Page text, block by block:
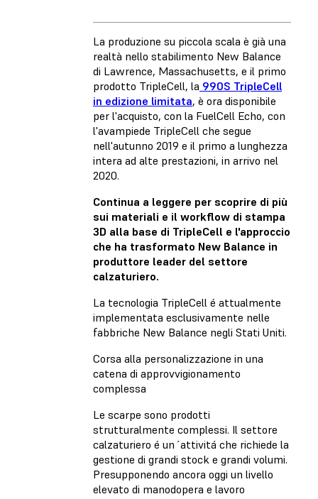
La produzione su piccola scala è già una
realtà nello stabilimento New Balance
di Lawrence, Massachusetts, e il primo
prodotto TripleCell, la 990S TripleCell
in edizione limitata, è ora disponibile
per l'acquisto, con la FuelCell Echo, con
l'avampiede TripleCell che segue
nell'autunno 2019 e il primo a lunghezza
intera ad alte prestazioni, in arrivo nel
2020.
Continua a leggere per scoprire di più
sui materiali e il workflow di stampa
3D alla base di TripleCell e l'approccio
che ha trasformato New Balance in
produttore leader del settore
calzaturiero.
La tecnologia TripleCell é attualmente
implementata esclusivamente nelle
fabbriche New Balance negli Stati Uniti.
Corsa alla personalizzazione in una
catena di approvvigionamento
complessa
Le scarpe sono prodotti
strutturalmente complessi. Il settore
calzaturiero é un´attivitá che richiede la
gestione di grandi stock e grandi volumi.
Presupponendo ancora oggi un livello
elevato di manodopera e lavoro